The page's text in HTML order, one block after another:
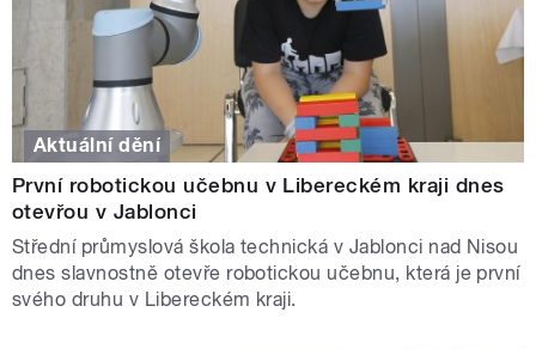
Aktuální dění
První robotickou učebnu v Libereckém kraji dnes
otevřou v Jablonci
Střední průmyslová škola technická v Jablonci nad Nisou
dnes slavnostně otevře robotickou učebnu, která je první
svého druhu v Libereckém kraji.